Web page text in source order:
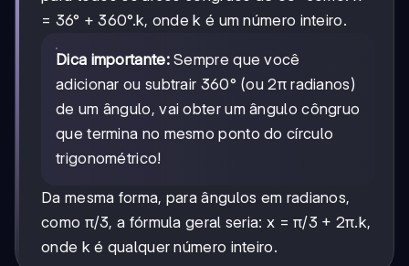
= 36° + 360°.k, onde k é um número inteiro.
Dica importante:Sempre que você
adicionar ou subtrair 360° (ou 2π radianos)
de um ângulo, vai obter um ângulo côngruo
que termina no mesmo ponto do círculo
trigonométrico!
Da mesma forma, para ângulos em radianos,
como π/3, a fórmula geral seria: x = π/3 + 2π.k,
onde k é qualquer número inteiro.